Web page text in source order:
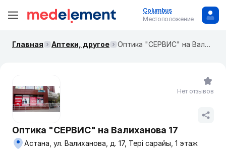
Columbus
Местоположение
Главная Аптеки, другое Оптика "СЕРВИС" на Валиханова 17
Оптика "СЕРВИС" на Валиханова 17
Астана, ул. Валиханова, д. 17, Тері сарайы, 1 этаж
Нет отзывов